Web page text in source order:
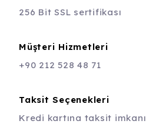
256 Bit SSL sertifikası
Müşteri Hizmetleri
+90 212 528 48 71
Taksit Seçenekleri
Kredi kartına taksit imkanı